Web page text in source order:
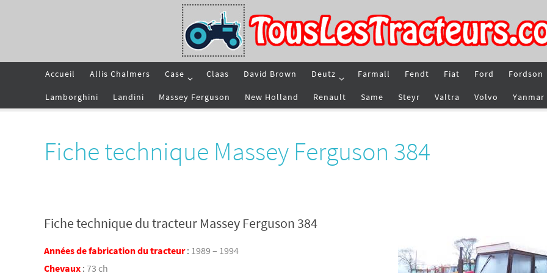
Accueil Allis Chalmers Case Claas David Brown Deutz Farmall Fendt Fiat Ford Fordson
Lamborghini Landini Massey Ferguson New Holland Renault Same Steyr Valtra Volvo Yanmar
Fiche technique Massey Ferguson 384
Fiche technique du tracteur Massey Ferguson 384
Années de fabrication du tracteur: 1989 – 1994
Chevaux : 73 ch